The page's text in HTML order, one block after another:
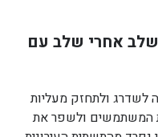
שלב אחרי שלב עם
לשדרג ולתחזק מעליות
המשתמשים ולשפר את